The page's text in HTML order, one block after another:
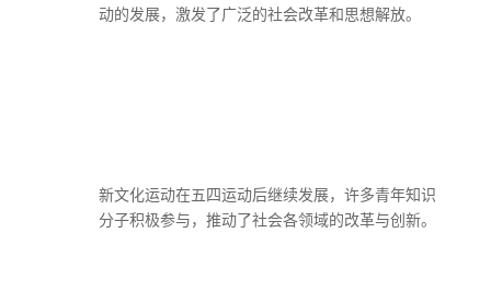
动的发展，激发了广泛的社会改革和思想解放。
新文化运动在五四运动后继续发展，许多青年知识
分子积极参与，推动了社会各领域的改革与创新。